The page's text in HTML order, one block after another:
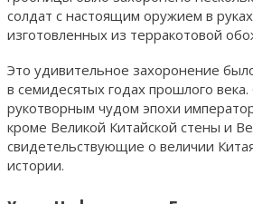
солдат с настоящим оружием в
изготовленных из терракотовой
Это удивительное захоронение
в семидесятых годах прошлого
рукотворным чудом эпохи
кроме Великой Китайской стены и
свидетельствующие о величии
истории.